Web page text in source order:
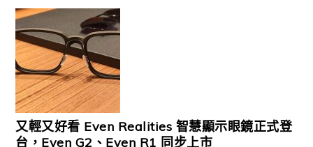
又輕又好看 Even Realities 智慧顯示眼鏡正式登
台，Even G2、Even R1 同步上市